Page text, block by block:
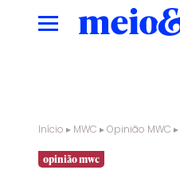
Início ▸ MWC ▸Opinião MWC ▸
opinião mwc